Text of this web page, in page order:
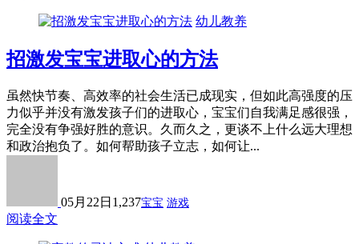
幼儿教养
招激发宝宝进取心的方法
虽然快节奏、高效率的社会生活已成现实，但如此高强度的压
力似乎并没有激发孩子们的进取心，宝宝们自我满足感很强，
完全没有争强好胜的意识。久而久之，更谈不上什么远大理想
和政治抱负了。如何帮助孩子立志，如何让...
05月22日 1,237宝宝 游戏
阅读全文